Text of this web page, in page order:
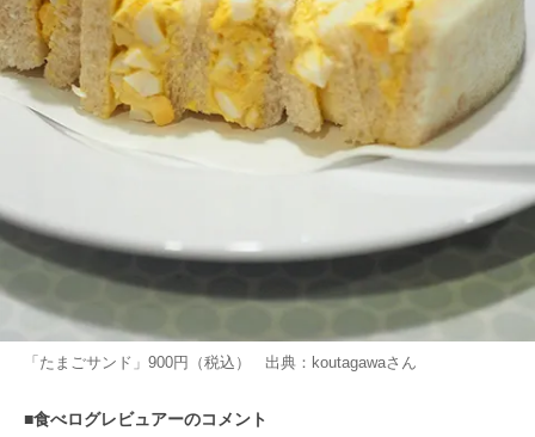
「たまごサンド」900円（税込） 出典： koutagawaさん
■食べログレビュアーのコメント